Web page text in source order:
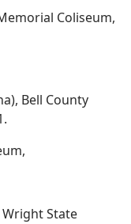
Coliseum,
Bell County
Wright State